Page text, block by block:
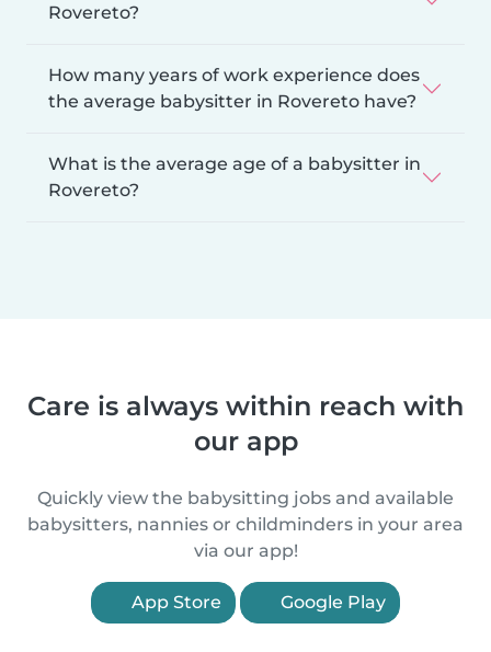
Rovereto?
How many years of work experience does
the average babysitter in Rovereto have?
What is the average age of a babysitter in
Rovereto?
Care is always within reach with
our app
Quickly view the babysitting jobs and available
babysitters, nannies or childminders in your area
via our app!
App Store Google Play